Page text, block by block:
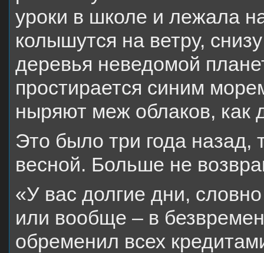
уроки в школе и лежала
колышутся на ветру,
деревья неведомой
простирается синим
ныряют меж облаков, как
Это было три года назад,
весной. Больше не
«У вас долгие дни,
или вообще – в
обременил всех